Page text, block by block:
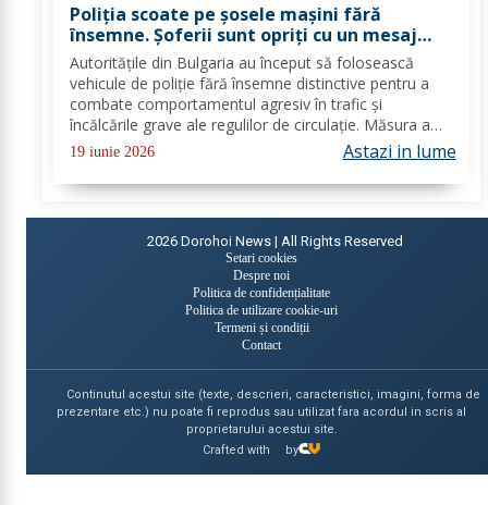
Poliția scoate pe șosele mașini fără
însemne. Șoferii sunt opriți cu un mesaj
afișat pe lunetă
Autoritățile din Bulgaria au început să folosească
vehicule de poliție fără însemne distinctive pentru a
combate comportamentul agresiv în trafic și
încălcările grave ale regulilor de circulație. Măsura a
fost implementată în Plovdiv, pe autostrada Trakia și
pe principalele drumuri regionale, unde...
19 iunie 2026 Astazi in lume
2026 Dorohoi News | All Rights Reserved
Setari cookies
Despre noi
Politica de confidențialitate
Politica de utilizare cookie-uri
Termeni și condiții
Contact
Continutul acestui site (texte, descrieri, caracteristici, imagini, forma de
prezentare etc.) nu poate fi reprodus sau utilizat fara acordul in scris al
proprietarului acestui site.
Crafted with
by